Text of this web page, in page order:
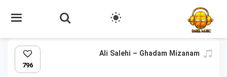
Ali Salehi – Ghadam Mizanam
796